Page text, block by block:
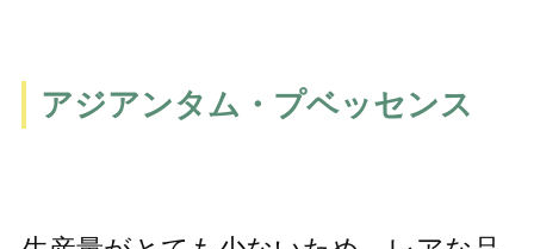
アジアンタム・プベッセンス